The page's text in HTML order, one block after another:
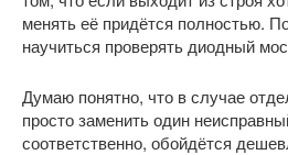
менять её придётся полностью.
научиться проверять диодный
Думаю понятно, что в случае
просто заменить один
соответственно, обойдётся